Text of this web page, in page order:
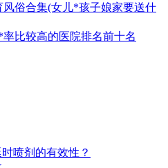
风俗合集(女儿*孩子娘家要送什
比较高的医院排名前十名
喷剂的有效性？